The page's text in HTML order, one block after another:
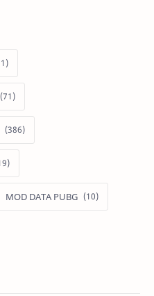
MOD DATA PUBG